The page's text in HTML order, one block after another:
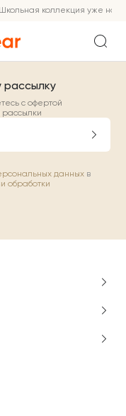
Школьная коллекция уже на
с офертой
данных в
обработки